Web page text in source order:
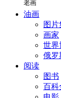
老画
油画
图片
画家
世界
俄罗
阅读
图书
百科